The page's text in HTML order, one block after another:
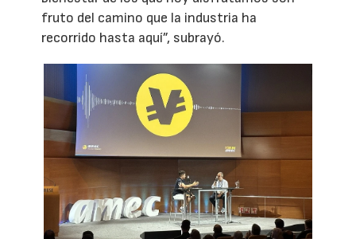
fruto del camino que la industria ha
recorrido hasta aquí”, subrayó.